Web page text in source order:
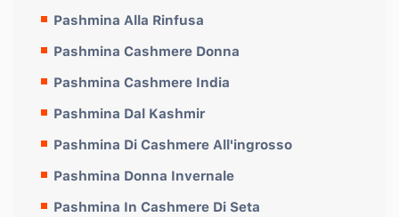
Pashmina Alla Rinfusa
Pashmina Cashmere Donna
Pashmina Cashmere India
Pashmina Dal Kashmir
Pashmina Di Cashmere All'ingrosso
Pashmina Donna Invernale
Pashmina In Cashmere Di Seta